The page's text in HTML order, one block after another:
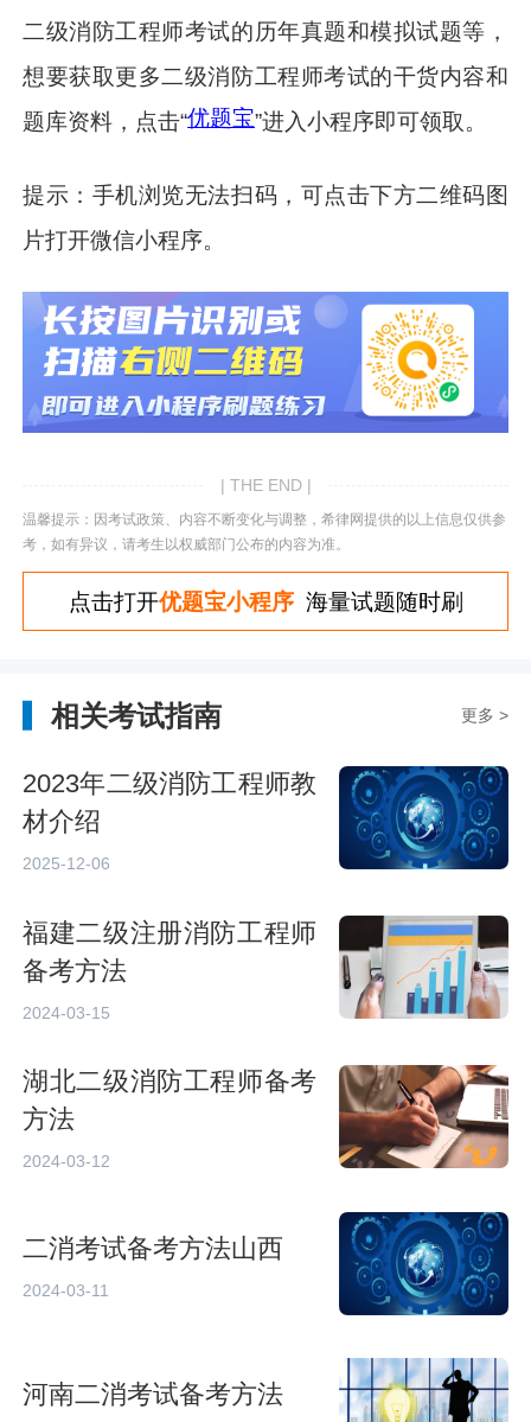
二级消防工程师考试的历年真题和模拟试题等，
想要获取更多二级消防工程师考试的干货内容和
题库资料，点击“优题宝”进入小程序即可领取。
提示：手机浏览无法扫码，可点击下方二维码图
片打开微信小程序。
| THE END |
温馨提示：因考试政策、内容不断变化与调整，希律网提供的以上信息仅供参
考，如有异议，请考生以权威部门公布的内容为准。
点击打开优题宝小程序海量试题随时刷
相关考试指南 更多 >
2023年二级消防工程师教
材介绍
2025-12-06
福建二级注册消防工程师
备考方法
2024-03-15
湖北二级消防工程师备考
方法
2024-03-12
二消考试备考方法山西
2024-03-11
河南二消考试备考方法